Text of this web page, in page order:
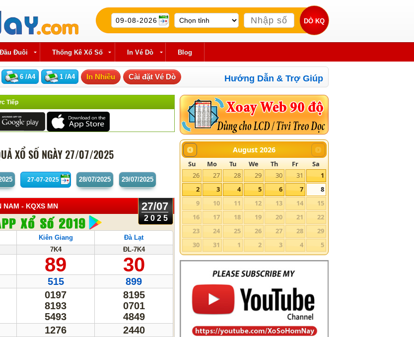
Đuôi Thống Kê Xổ Số In Vé Dò Blog
In Nhiều Cài đặt Vé Dò Hướng Dẫn & Trợ Giúp
Tiếp
XỔ SỐ NGÀY 27/07/2025
28/07/2025 29/07/2025
NAM - KQXS MN 27/07
2025
Kiên Giang
7K4
89
515
0197
8193
5493
1276
Đà Lạt
ĐL-7K4
30
899
8195
0701
4849
2440
August 2026
Su Mo Tu We Th Fr
Sa
26
27 28 29 30 31
1
2
3 4 5 6 7
8
9
10 11 12 13 14
15
16
17 18 19 20 21
22
23
24 25 26 27 28
29
30
31 1 2 3 4 5